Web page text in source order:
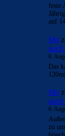
feste
auf
Mo
6.
Das
Mo
6.
zu